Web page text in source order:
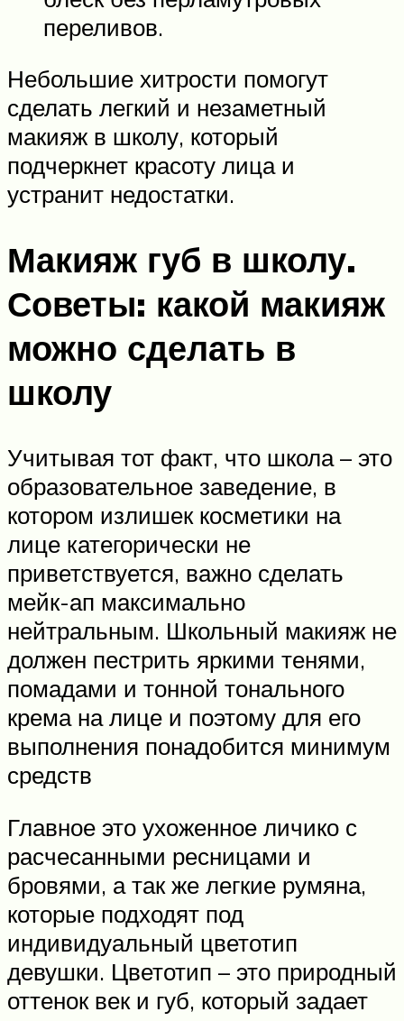
переливов.
Небольшие хитрости помогут
сделать легкий и незаметный
макияж в школу, который
подчеркнет красоту лица и
устранит недостатки.
Макияж губ в школу.
Советы: какой макияж
можно сделать в
школу
Учитывая тот факт, что школа – это
образовательное заведение, в
котором излишек косметики на
лице категорически не
приветствуется, важно сделать
мейк-ап максимально
нейтральным. Школьный макияж не
должен пестрить яркими тенями,
помадами и тонной тонального
крема на лице и поэтому для его
выполнения понадобится минимум
средств
Главное это ухоженное личико с
расчесанными ресницами и
бровями, а так же легкие румяна,
которые подходят под
индивидуальный цветотип
девушки. Цветотип – это природный
оттенок век и губ, который задает